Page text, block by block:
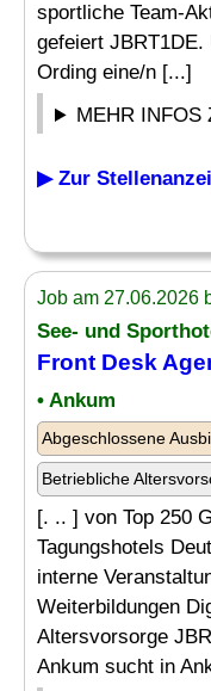
sportliche Team-
gefeiert
Ording eine/n [...]
MEHR INFOS
▶ Zur
Job am 27.06.2026
See- und
Front Desk
• Ankum
Abgeschlossene
Betriebliche
[. .. ] von Top 250
Tagungshotels
interne
Weiterbildungen
Altersvorsorge
Ankum sucht in